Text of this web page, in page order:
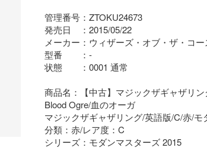
管理番号：ZTOKU24673
発売日　：2015/05/22
メーカー：ウィザーズ・オブ・ザ・コー
型番　　：-
状態　　：0001 通常
商品名：【中古】マジックザギャザリン
Blood Ogre/血のオーガ
マジックザギャザリング/英語版/C/赤/モ
分類：赤/レア度：C
シリーズ：モダンマスターズ 2015